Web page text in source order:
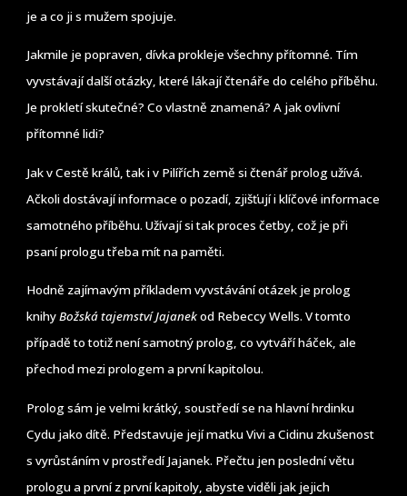
je a co ji s mužem spojuje.
Jakmile je popraven, dívka prokleje všechny přítomné. Tím
vyvstávají další otázky, které lákají čtenáře do celého příběhu.
Je prokletí skutečné? Co vlastně znamená? A jak ovlivní
přítomné lidi?
Jak v Cestě králů, tak i v Pilířích země si čtenář prolog užívá.
Ačkoli dostávají informace o pozadí, zjišťují i klíčové informace
samotného příběhu. Užívají si tak proces četby, což je při
psaní prologu třeba mít na paměti.
Hodně zajímavým příkladem vyvstávání otázek je prolog
knihyBožská tajemství Jajanekod Rebeccy Wells. V tomto
případě to totiž není samotný prolog, co vytváří háček, ale
přechod mezi prologem a první kapitolou.
Prolog sám je velmi krátký, soustředí se na hlavní hrdinku
Cydu jako dítě. Představuje její matku Vivi a Cidinu zkušenost
s vyrůstáním v prostředí Jajanek. Přečtu jen poslední větu
prologu a první z první kapitoly, abyste viděli jak jejich